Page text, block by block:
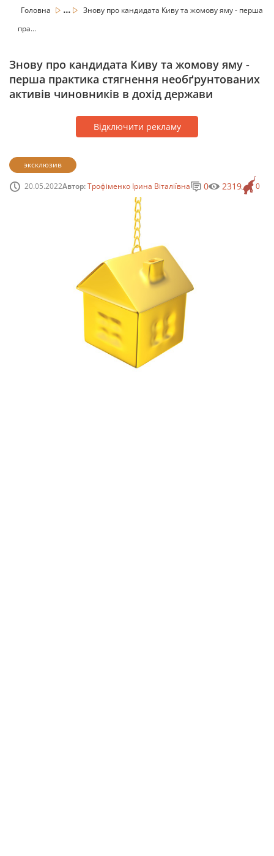
Головна ...
Знову про кандидата Киву та жомову яму - перша
пра...
Знову про кандидата Киву та жомову яму -
перша практика стягнення необґрунтованих
активів чиновників в дохід держави
Відключити рекламу
эксклюзив
20.05.2022Автор:Трофіменко Ірина Віталіївна 0
0 2319